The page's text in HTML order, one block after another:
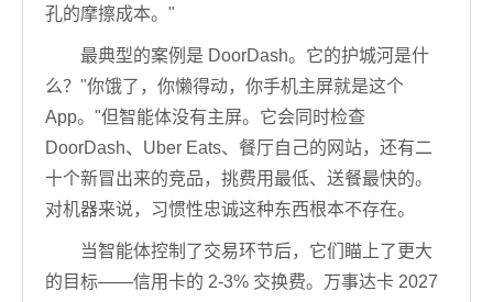
孔的摩擦成本。"
最典型的案例是 DoorDash。它的护城河是什
么？"你饿了，你懒得动，你手机主屏就是这个
App。"但智能体没有主屏。它会同时检查
DoorDash、Uber Eats、餐厅自己的网站，还有二
十个新冒出来的竞品，挑费用最低、送餐最快的。
对机器来说，习惯性忠诚这种东西根本不存在。
当智能体控制了交易环节后，它们瞄上了更大
的目标——信用卡的 2-3% 交换费。万事达卡 2027